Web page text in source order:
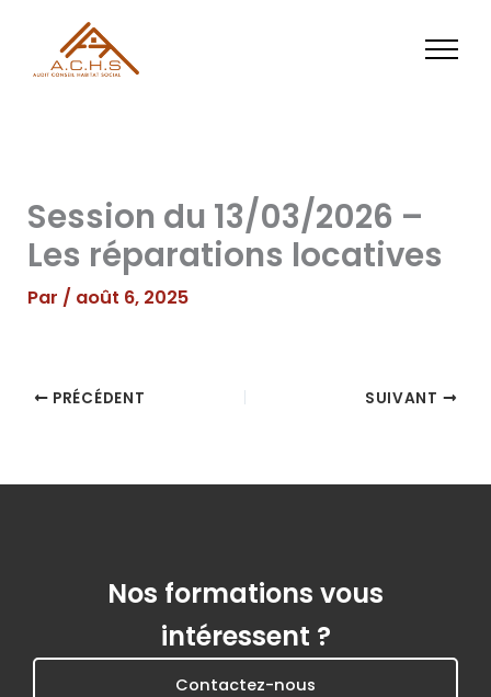
contenu
Session du 13/03/2026 –
Les réparations locatives
Par / août 6, 2025
PRÉCÉDENT SUIVANT
Nos formations vous
intéressent ?
Contactez-nous